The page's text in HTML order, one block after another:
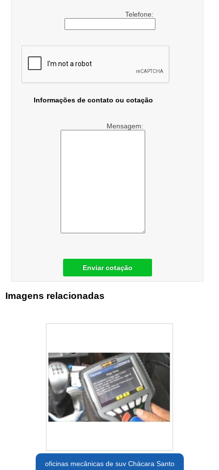
Telefone:
Informações de contato ou cotação
Mensagem:
Enviar cotação
Imagens relacionadas
oficinas mecânicas de suv Chácara Santo